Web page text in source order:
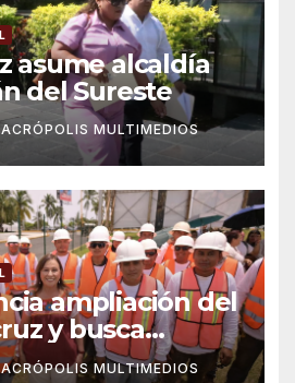
asume alcaldía
del Sureste
ACRÓPOLIS MULTIMEDIOS
ampliación del
y busca
ingenio en crisis
ACRÓPOLIS MULTIMEDIOS